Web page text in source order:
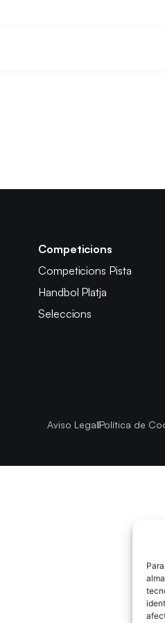
Competicions
Competicions Pista
Handbol Platja
Seleccions
Aviso LegalPolítica de